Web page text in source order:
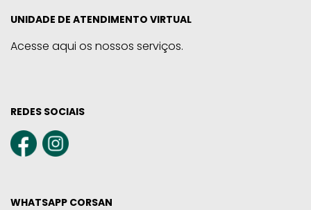
UNIDADE DE ATENDIMENTO VIRTUAL
Acesse aqui os nossos serviços.
REDES SOCIAIS
WHATSAPP CORSAN